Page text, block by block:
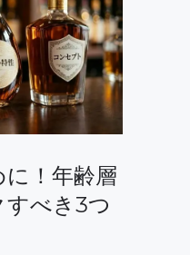
！年齢層
すべき3つ